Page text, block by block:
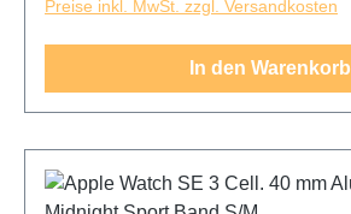
Preise inkl. MwSt. zzgl. Versandkosten
In den Warenkorb